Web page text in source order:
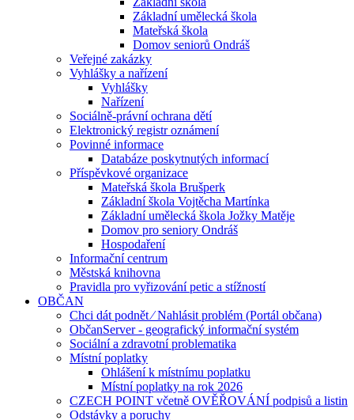
Základní umělecká škola
Mateřská škola
Domov seniorů Ondráš
Veřejné zakázky
Vyhlášky a nařízení
Vyhlášky
Nařízení
Sociálně-právní ochrana dětí
Elektronický registr oznámení
Povinné informace
Databáze poskytnutých informací
Příspěvkové organizace
Mateřská škola Brušperk
Základní škola Vojtěcha Martínka
Základní umělecká škola Jožky Matěje
Domov pro seniory Ondráš
Hospodaření
Informační centrum
Městská knihovna
Pravidla pro vyřizování petic a stížností
OBČAN
Chci dát podnět ⁄ Nahlásit problém (Portál občana)
ObčanServer - geografický informační systém
Sociální a zdravotní problematika
Místní poplatky
Ohlášení k místnímu poplatku
Místní poplatky na rok 2026
CZECH POINT včetně OVĚŘOVÁNÍ podpisů a listin
Odstávky a poruchy